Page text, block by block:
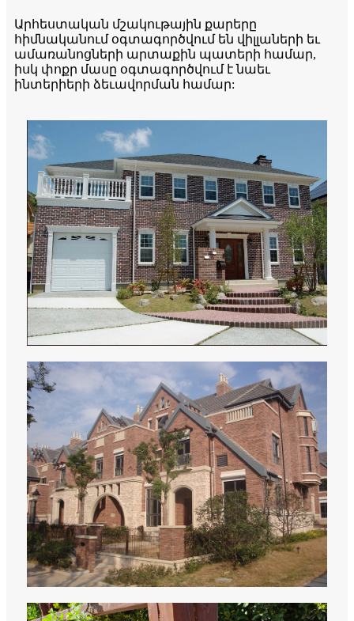
Արհեստական ​​մշակութային քարերը
հիմնականում օգտագործվում են վիլլաների եւ
ամառանոցների արտաքին պատերի համար,
իսկ փոքր մասը օգտագործվում է նաեւ
ինտերիերի ձեւավորման համար: